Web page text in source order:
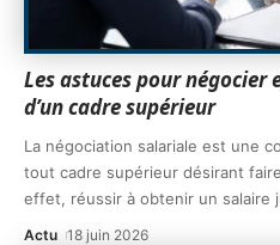
Les astuces pour négocier
d’un cadre supérieur
La négociation salariale est une
tout cadre supérieur désirant
effet, réussir à obtenir un salaire
Actu 18 juin 2026